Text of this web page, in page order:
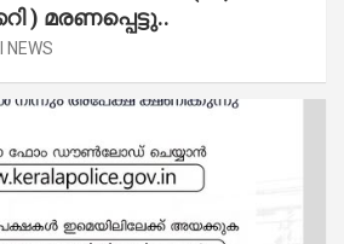
) മരണപ്പെട്ടു..
NEWS